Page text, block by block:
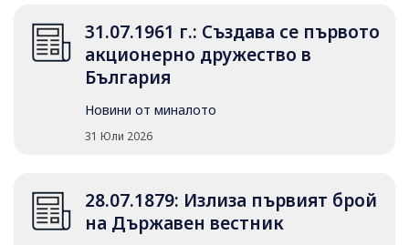
31.07.1961 г.: Създава се първото
акционерно дружество в
България
Новини от миналото
31 Юли 2026
28.07.1879: Излиза първият брой
на Държавен вестник